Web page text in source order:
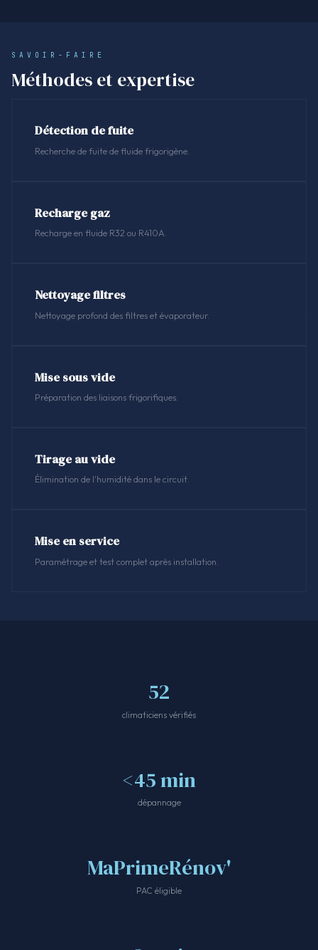
SAVOIR-FAIRE
Méthodes et expertise
Détection de fuite
Recherche de fuite de fluide frigorigène.
Recharge gaz
Recharge en fluide R32 ou R410A.
Nettoyage filtres
Nettoyage profond des filtres et évaporateur.
Mise sous vide
Préparation des liaisons frigorifiques.
Tirage au vide
Élimination de l'humidité dans le circuit.
Mise en service
Paramétrage et test complet après installation.
52
climaticiens vérifiés
<45 min
dépannage
MaPrimeRénov'
PAC éligible